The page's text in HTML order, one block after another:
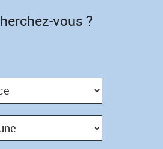
vous ?